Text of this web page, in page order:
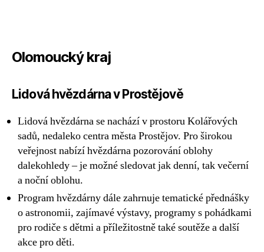
Olomoucký kraj
Lidová hvězdárna v Prostějově
Lidová hvězdárna se nachází v prostoru Kolářových
sadů, nedaleko centra města Prostějov. Pro širokou
veřejnost nabízí hvězdárna pozorování oblohy
dalekohledy – je možné sledovat jak denní, tak večerní
a noční oblohu.
Program hvězdárny dále zahrnuje tematické přednášky
o astronomii, zajímavé výstavy, programy s pohádkami
pro rodiče s dětmi a příležitostně také soutěže a další
akce pro děti.